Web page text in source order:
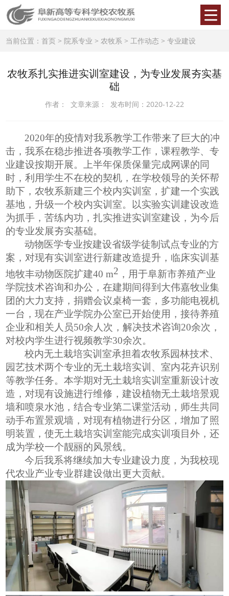
当前位置：首页 > 院系专业 >农牧系 >工作动态 >专业建设
农牧系扎实推进实训室建设，为专业发展夯实基
础
作者： 文章来源： 发布时间：2020-12-22
2020年的疫情对我系教学工作带来了巨大的冲
击，我系在稳步推进各项教学工作，课程教学、专
业建设按期开展。上半年保质保量完成网课的同
时，利用学生不在校的契机，在学校领导的关怀帮
助下，农牧系新建三个校内实训室，扩建一个实践
基地，升级一个校内实训室。以实验实训建设改造
为抓手，苦练内功，扎实推进实训室建设，为今后
的专业发展夯实基础。
动物医学专业按建设省级学徒制试点专业的方
案，对现有实训室进行新建改造提升， 临床实训基
地牧丰动物医院扩建40 m2 ，用于阜新市养殖产业
学院技术咨询和办公，在建期间得到大伟嘉牧业集
团的大力支持，捐赠会议桌椅一套，多功能电视机
一台，现在产业学院办公室已开始使用，接待养殖
企业和相关人员50余人次，解决技术咨询20余次，
对校内学生进行视频教学30余次。
校内无土栽培实训室承担着农牧系园林技术、
园艺技术两个专业的无土栽培实训、室内花卉识别
等教学任务。本学期对无土栽培实训室重新设计改
造，对现有设施进行维修，建设植物无土栽培景观
墙和喷泉水池，结合专业第二课堂活动，师生共同
动手布置景观墙， 对现有植物进行分区，增加了照
明装置，使无土栽培实训室能完成实训项目外，还
成为学校一个靓丽的风景线。
今后我系将继续加大专业建设力度，为我校现
代农业产业专业群建设做出更大贡献。